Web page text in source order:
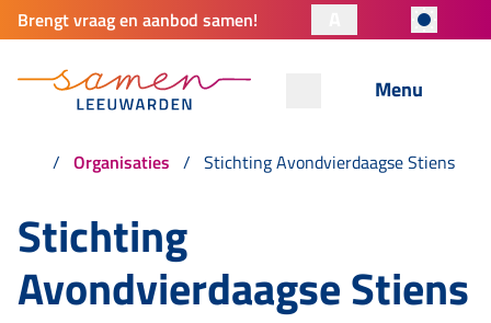
Brengt vraag en aanbod samen!
Menu
Organisaties Stichting Avondvierdaagse Stiens
Stichting
Avondvierdaagse Stiens